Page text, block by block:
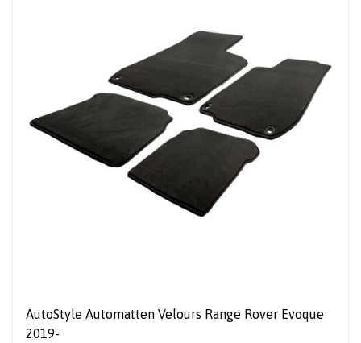
AutoStyle Automatten Velours Range Rover Evoque
2019-